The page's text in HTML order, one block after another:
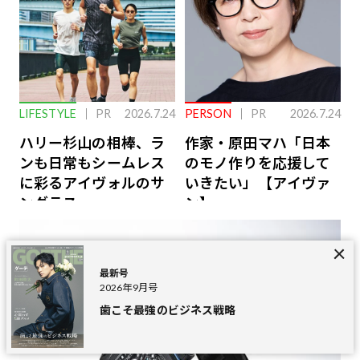
LIFESTYLE PR 2026.7.24
ハリー杉山の相棒、ラ
ンも日常もシームレス
に彩るアイヴォルのサ
ングラス
PERSON PR 2026.7.24
作家・原田マハ「日本
のモノ作りを応援して
いきたい」【アイヴァ
ン】
最新号
2026年9月号
歯こそ最強のビジネス戦略